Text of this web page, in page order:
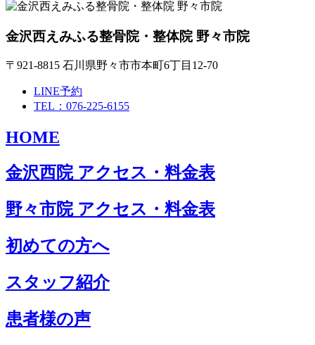
金沢西えみふる整骨院・整体院 野々市院
〒921-8815 石川県野々市市本町6丁目12-70
LINE予約
TEL：076-225-6155
HOME
金沢西院 アクセス・料金表
野々市院 アクセス・料金表
初めての方へ
スタッフ紹介
患者様の声